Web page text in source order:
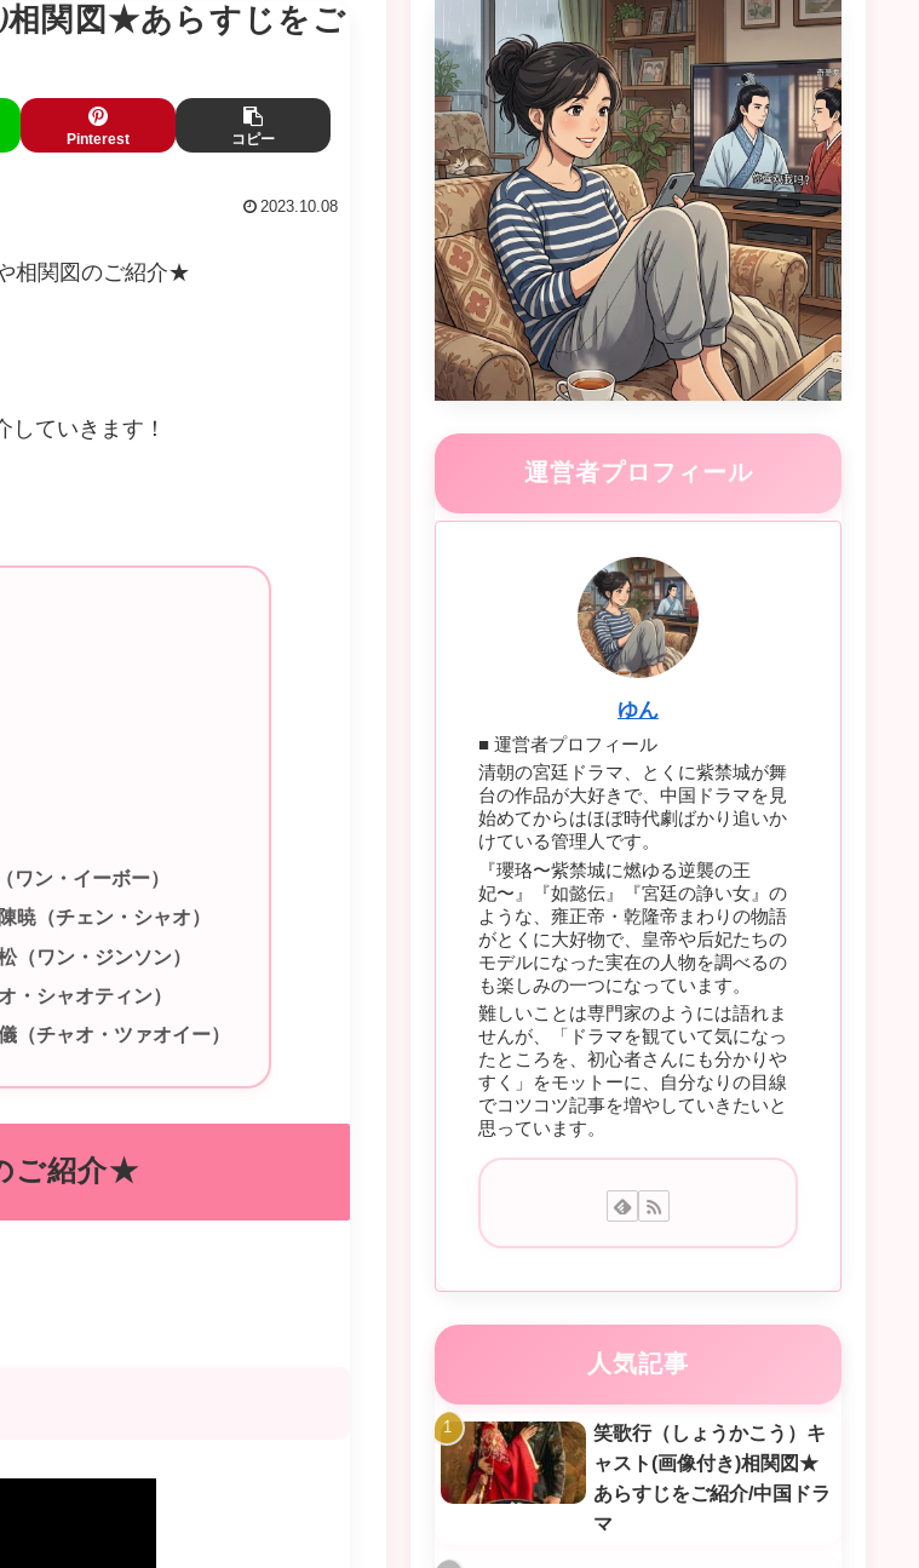
相関図★あらすじをご
Pinterest コピー
2023.10.08
相関図のご紹介★
ていきます！
ワン・イーボー）
暁（チェン・シャオ）
（ワン・ジンソン）
・シャオティン）
（チャオ・ツァオイー）
ご紹介★
運営者プロフィール
ゆん
■ 運営者プロフィール
清朝の宮廷ドラマ、とくに紫禁城が舞
台の作品が大好きで、中国ドラマを見
始めてからはほぼ時代劇ばかり追いか
けている管理人です。
『瓔珞〜紫禁城に燃ゆる逆襲の王
妃〜』『如懿伝』『宮廷の諍い女』の
ような、雍正帝・乾隆帝まわりの物語
がとくに大好物で、皇帝や后妃たちの
モデルになった実在の人物を調べるの
も楽しみの一つになっています。
難しいことは専門家のようには語れま
せんが、「ドラマを観ていて気になっ
たところを、初心者さんにも分かりや
すく」をモットーに、自分なりの目線
でコツコツ記事を増やしていきたいと
思っています。
人気記事
笑歌行（しょうかこう）キ
ャスト(画像付き)相関図★
あらすじをご紹介/中国ドラ
マ